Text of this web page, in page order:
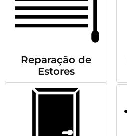
Reparação de
Estores